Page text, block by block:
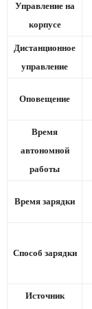
Управление на
корпусе
Дистанционное
управление
Оповещение
Время
автономной
работы
Время зарядки
Способ зарядки
Источник